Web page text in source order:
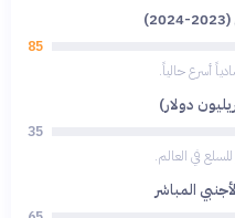
85
أسرع حالياً.
دولار)
35
في العالم.
المباشر